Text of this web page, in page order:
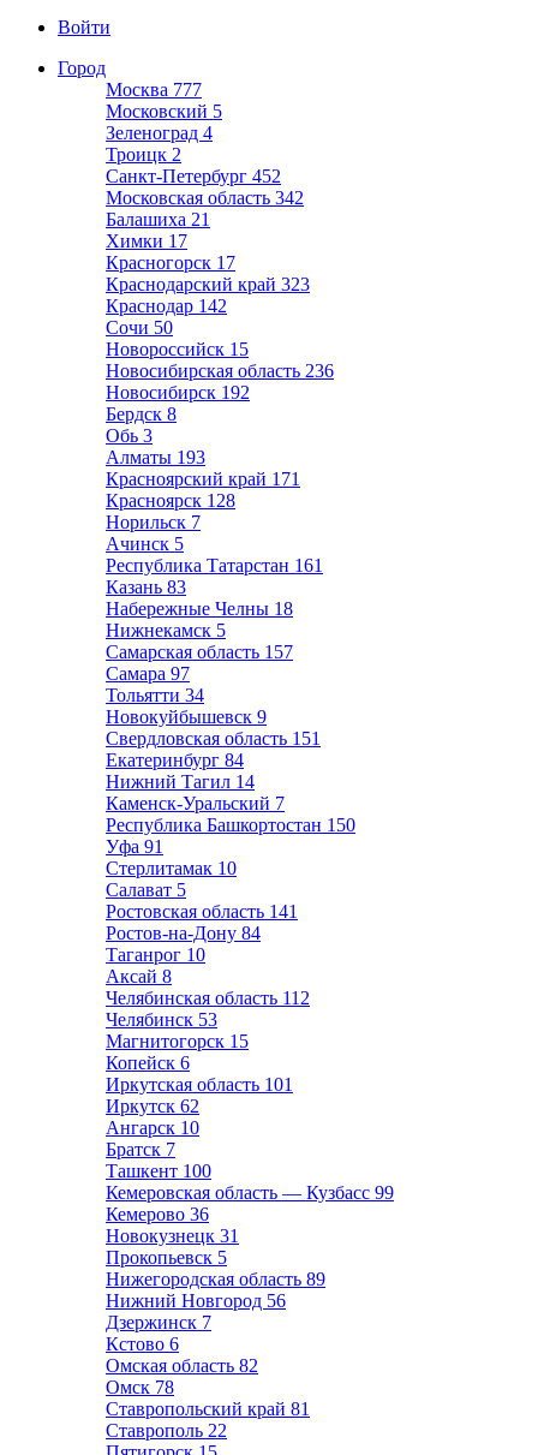
Войти
Город
Москва 777
Московский 5
Зеленоград 4
Троицк 2
Санкт-Петербург 452
Московская область 342
Балашиха 21
Химки 17
Красногорск 17
Краснодарский край 323
Краснодар 142
Сочи 50
Новороссийск 15
Новосибирская область 236
Новосибирск 192
Бердск 8
Обь 3
Алматы 193
Красноярский край 171
Красноярск 128
Норильск 7
Ачинск 5
Республика Татарстан 161
Казань 83
Набережные Челны 18
Нижнекамск 5
Самарская область 157
Самара 97
Тольятти 34
Новокуйбышевск 9
Свердловская область 151
Екатеринбург 84
Нижний Тагил 14
Каменск-Уральский 7
Республика Башкортостан 150
Уфа 91
Стерлитамак 10
Салават 5
Ростовская область 141
Ростов-на-Дону 84
Таганрог 10
Аксай 8
Челябинская область 112
Челябинск 53
Магнитогорск 15
Копейск 6
Иркутская область 101
Иркутск 62
Ангарск 10
Братск 7
Ташкент 100
Кемеровская область — Кузбасс 99
Кемерово 36
Новокузнецк 31
Прокопьевск 5
Нижегородская область 89
Нижний Новгород 56
Дзержинск 7
Кстово 6
Омская область 82
Омск 78
Ставропольский край 81
Ставрополь 22